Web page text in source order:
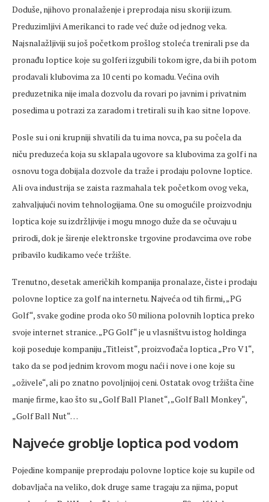
Doduše, njihovo pronalaženje i preprodaja nisu skoriji izum.
Preduzimljivi Amerikanci to rade već duže od jednog veka.
Najsnalažljiviji su još početkom prošlog stoleća trenirali pse da
pronađu loptice koje su golferi izgubili tokom igre, da bi ih potom
prodavali klubovima za 10 centi po komadu. Većina ovih
preduzetnika nije imala dozvolu da rovari po javnim i privatnim
posedima u potrazi za zaradom i tretirali su ih kao sitne lopove.
Posle su i oni krupniji shvatili da tu ima novca, pa su počela da
niču preduzeća koja su sklapala ugovore sa klubovima za golf i na
osnovu toga dobijala dozvole da traže i prodaju polovne loptice.
Ali ova industrija se zaista razmahala tek početkom ovog veka,
zahvaljujući novim tehnologijama. One su omogućile proizvodnju
loptica koje su izdržljivije i mogu mnogo duže da se očuvaju u
prirodi, dok je širenje elektronske trgovine prodavcima ove robe
pribavilo kudikamo veće tržište.
Trenutno, desetak američkih kompanija pronalaze, čiste i prodaju
polovne loptice za golf na internetu. Najveća od tih firmi, „PG
Golf“, svake godine proda oko 50 miliona polovnih loptica preko
svoje internet stranice. „PG Golf“ je u vlasništvu istog holdinga
koji poseduje kompaniju „Titleist“, proizvođača loptica „Pro V1“,
tako da se pod jednim krovom mogu naći i nove i one koje su
„oživele“, ali po znatno povoljnijoj ceni. Ostatak ovog tržišta čine
manje firme, kao što su „Golf Ball Planet“, „Golf Ball Monkey“,
„Golf Ball Nut“…
Najveće groblje loptica pod vodom
Pojedine kompanije preprodaju polovne loptice koje su kupile od
dobavljača na veliko, dok druge same tragaju za njima, poput